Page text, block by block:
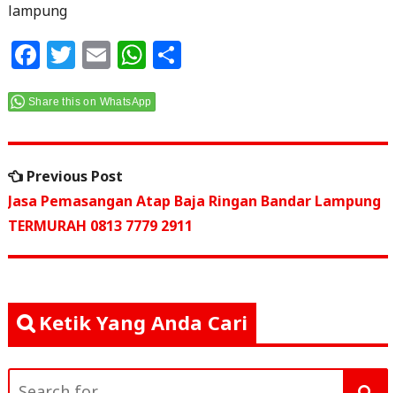
lampung
F
a
c
e
b
o
o
k
T
w
itt
e
r
E
m
ai
l
W
h
at
s
p
p
S
e
Share this on WhatsApp
Navigasi
pos
Previous PostPrevious
post:
Jasa Pemasangan Atap Baja Ringan Bandar Lampung
TERMURAH 0813 7779 2911
Ketik Yang Anda Cari